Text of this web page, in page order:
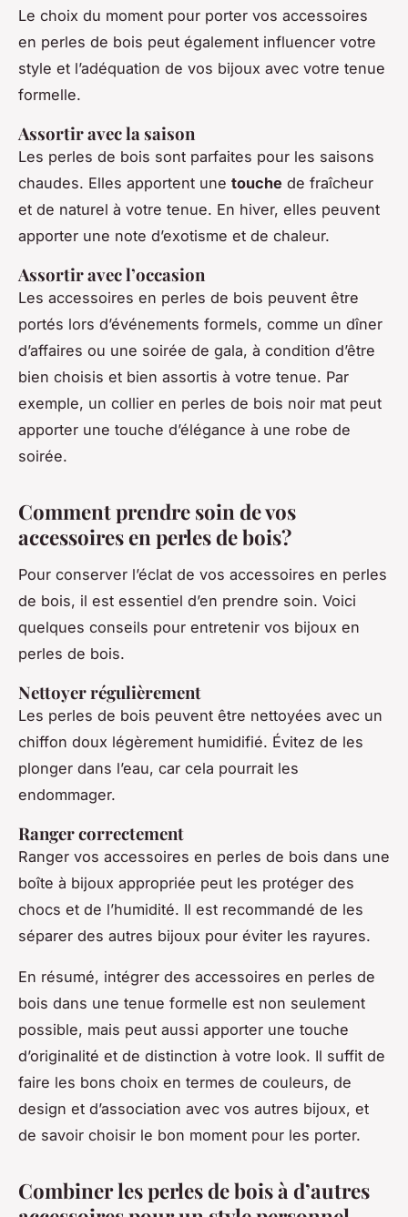
Le choix du moment pour porter vos accessoires
en perles de bois peut également influencer votre
style et l’adéquation de vos bijoux avec votre tenue
formelle.
Assortir avec la saison
Les perles de bois sont parfaites pour les saisons
chaudes. Elles apportent une touche de fraîcheur
et de naturel à votre tenue. En hiver, elles peuvent
apporter une note d’exotisme et de chaleur.
Assortir avec l’occasion
Les accessoires en perles de bois peuvent être
portés lors d’événements formels, comme un dîner
d’affaires ou une soirée de gala, à condition d’être
bien choisis et bien assortis à votre tenue. Par
exemple, un collier en perles de bois noir mat peut
apporter une touche d’élégance à une robe de
soirée.
Comment prendre soin de vos
accessoires en perles de bois?
Pour conserver l’éclat de vos accessoires en perles
de bois, il est essentiel d’en prendre soin. Voici
quelques conseils pour entretenir vos bijoux en
perles de bois.
Nettoyer régulièrement
Les perles de bois peuvent être nettoyées avec un
chiffon doux légèrement humidifié. Évitez de les
plonger dans l’eau, car cela pourrait les
endommager.
Ranger correctement
Ranger vos accessoires en perles de bois dans une
boîte à bijoux appropriée peut les protéger des
chocs et de l’humidité. Il est recommandé de les
séparer des autres bijoux pour éviter les rayures.
En résumé, intégrer des accessoires en perles de
bois dans une tenue formelle est non seulement
possible, mais peut aussi apporter une touche
d’originalité et de distinction à votre look. Il suffit de
faire les bons choix en termes de couleurs, de
design et d’association avec vos autres bijoux, et
de savoir choisir le bon moment pour les porter.
Combiner les perles de bois à d’autres